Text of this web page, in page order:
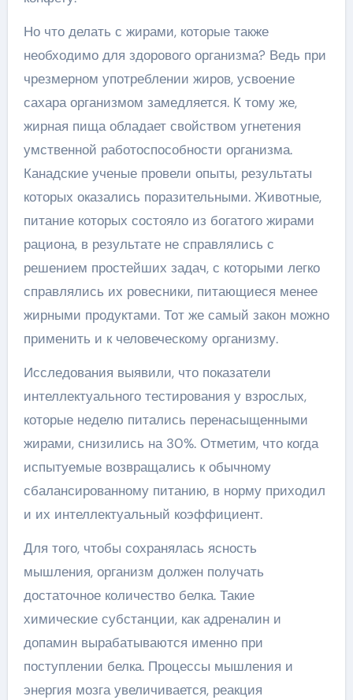
Но что делать с жирами, которые также
необходимо для здорового организма? Ведь при
чрезмерном употреблении жиров, усвоение
сахара организмом замедляется. К тому же,
жирная пища обладает свойством угнетения
умственной работоспособности организма.
Канадские ученые провели опыты, результаты
которых оказались поразительными. Животные,
питание которых состояло из богатого жирами
рациона, в результате не справлялись с
решением простейших задач, с которыми легко
справлялись их ровесники, питающиеся менее
жирными продуктами. Тот же самый закон можно
применить и к человеческому организму.
Исследования выявили, что показатели
интеллектуального тестирования у взрослых,
которые неделю питались перенасыщенными
жирами, снизились на 30%. Отметим, что когда
испытуемые возвращались к обычному
сбалансированному питанию, в норму приходил
и их интеллектуальный коэффициент.
Для того, чтобы сохранялась ясность
мышления, организм должен получать
достаточное количество белка. Такие
химические субстанции, как адреналин и
допамин вырабатываются именно при
поступлении белка. Процессы мышления и
энергия мозга увеличивается, реакция